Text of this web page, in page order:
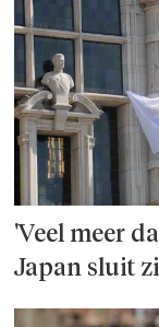
'Veel meer
Japan sluit